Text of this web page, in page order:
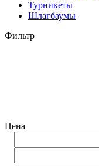
Турникеты
Шлагбаумы
Фильтр
Цена